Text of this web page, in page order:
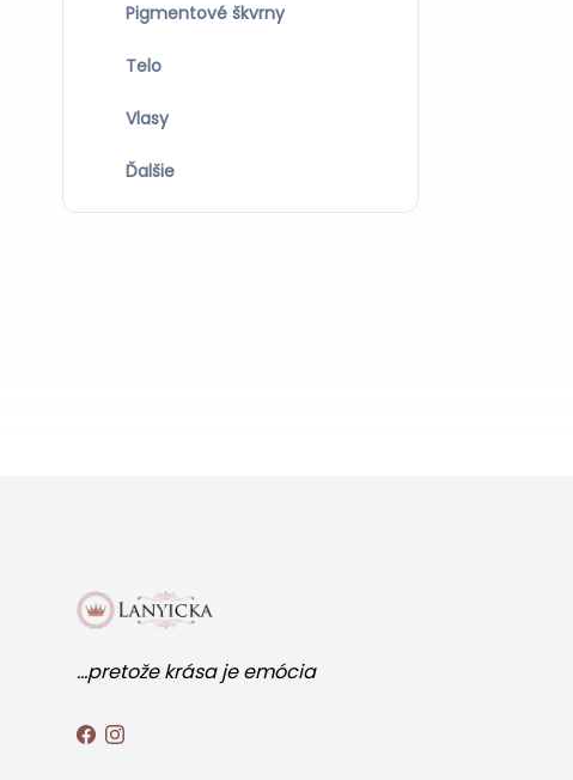
Pigmentové škvrny
Telo
Vlasy
Ďalšie
...pretože krása je emócia